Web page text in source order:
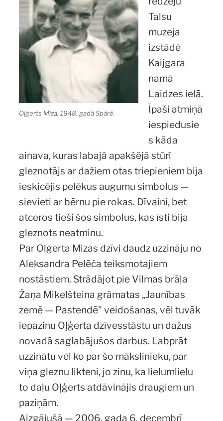
Oļģerts Miza, 1948. gadā Spārē.
Talsu
muzeja
izstādē
Kaijgara
namā
Laidzes ielā.
Īpaši atmiņā
iespiedusie
s kāda
ainava, kuras labajā apakšējā stūrī
gleznotājs ar dažiem otas triepieniem bija
ieskicējis pelēkus augumu simbolus —
sievieti ar bērnu pie rokas. Dīvaini, bet
atceros tieši šos simbolus, kas īsti bija
gleznots neatminu.
Par Oļģerta Mizas dzīvi daudz uzzināju no
Aleksandra Pelēča teiksmotajiem
nostāstiem. Strādājot pie Vilmas brāļa
Žaņa Miķelšteina grāmatas „Jaunības
zemē — Pastendē” veidošanas, vēl tuvāk
iepazinu Oļģerta dzīvesstāstu un dažus
novadā saglabājušos darbus. Labprāt
uzzinātu vēl ko par šo mākslinieku, par
viņa gleznu likteni, jo zinu, ka lielumlielu
to daļu Oļģerts atdāvinājis draugiem un
paziņām.
Aizgājušā — 2006. gada 6. decembrī